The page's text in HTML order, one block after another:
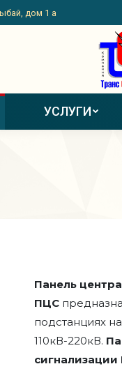
дом 1 а
УСЛУГИ
Панель
ПЦС
подстанциях
110кВ-220кВ.